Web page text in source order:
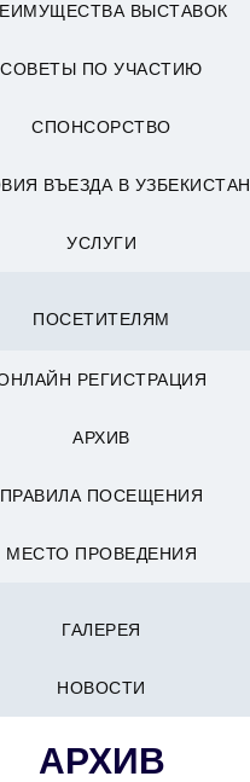
ВЫСТАВОК
СОВЕТЫ ПО УЧАСТИЮ
СПОНСОРСТВО
ВЪЕЗДА В УЗБЕКИСТАН
УСЛУГИ
ПОСЕТИТЕЛЯМ
РЕГИСТРАЦИЯ
АРХИВ
ПРАВИЛА ПОСЕЩЕНИЯ
МЕСТО ПРОВЕДЕНИЯ
ГАЛЕРЕЯ
НОВОСТИ
АРХИВ